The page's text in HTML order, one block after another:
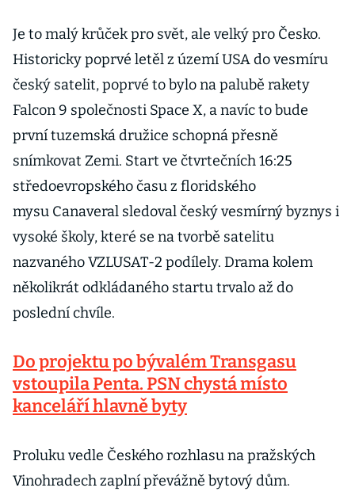
Je to malý krůček pro svět, ale velký pro Česko.
Historicky poprvé letěl z území USA do vesmíru
český satelit, poprvé to bylo na palubě rakety
Falcon 9 společnosti Space X, a navíc to bude
první tuzemská družice schopná přesně
snímkovat Zemi. Start ve čtvrtečních 16:25
středoevropského času z floridského
mysu Canaveral sledoval český vesmírný byznys i
vysoké školy, které se na tvorbě satelitu
nazvaného VZLUSAT-2 podílely. Drama kolem
několikrát odkládaného startu trvalo až do
poslední chvíle.
Do projektu po bývalém Transgasu
vstoupila Penta. PSN chystá místo
kanceláří hlavně byty
Proluku vedle Českého rozhlasu na pražských
Vinohradech zaplní převážně bytový dům.